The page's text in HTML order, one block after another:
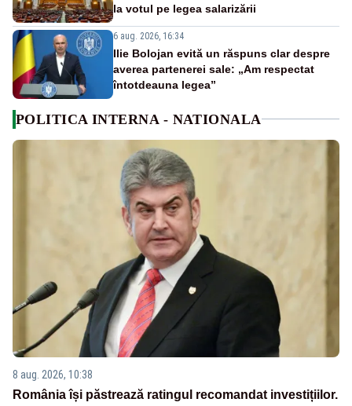
la votul pe legea salarizării
6 aug. 2026, 16:34
Ilie Bolojan evită un răspuns clar despre
averea partenerei sale: „Am respectat
întotdeauna legea”
POLITICA INTERNA - NATIONALA
8 aug. 2026, 10:38
România își păstrează ratingul recomandat investițiilor.